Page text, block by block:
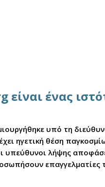
ένας
υπό τη
ηγετική θέση
υπεύθυνοι λήψης